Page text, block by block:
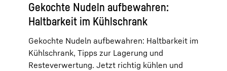
Gekochte Nudeln aufbewahren:
Haltbarkeit im Kühlschrank
Gekochte Nudeln aufbewahren: Haltbarkeit im
Kühlschrank, Tipps zur Lagerung und
Resteverwertung. Jetzt richtig kühlen und